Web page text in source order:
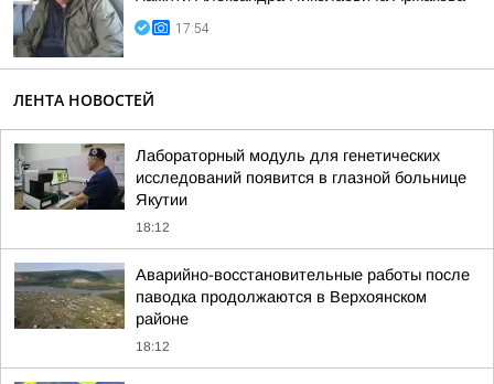
17:54
ЛЕНТА НОВОСТЕЙ
Лабораторный модуль для генетических
исследований появится в глазной больнице
Якутии
18:12
Аварийно-восстановительные работы после
паводка продолжаются в Верхоянском
районе
18:12